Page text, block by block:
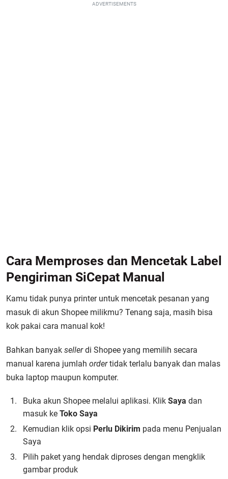
ADVERTISEMENTS
Cara Memproses dan Mencetak Label
Pengiriman SiCepat Manual
Kamu tidak punya printer untuk mencetak pesanan yang
masuk di akun Shopee milikmu? Tenang saja, masih bisa
kok pakai cara manual kok!
Bahkan banyak sellerdi Shopee yang memilih secara
manual karena jumlah ordertidak terlalu banyak dan malas
buka laptop maupun komputer.
Buka akun Shopee melalui aplikasi. Klik Saya dan
masuk ke Toko Saya
Kemudian klik opsi Perlu Dikirim pada menu Penjualan
Saya
Pilih paket yang hendak diproses dengan mengklik
gambar produk